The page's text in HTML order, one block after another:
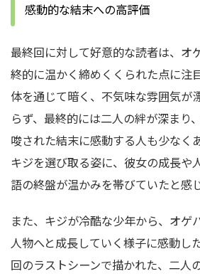
感動的な結末への高評価
最終回に対して好意的な読者は、オ
終的に温かく締めくくられた点に注
体を通じて暗く、不気味な雰囲気が
らず、最終的には二人の絆が深まり
唆された結末に感動する人も少なく
キジを選び取る姿に、彼女の成長や
語の終盤が温かみを帯びていたと感
また、キジが冷酷な少年から、オゲ
人物へと成長していく様子に感動し
回のラストシーンで描かれた、二人